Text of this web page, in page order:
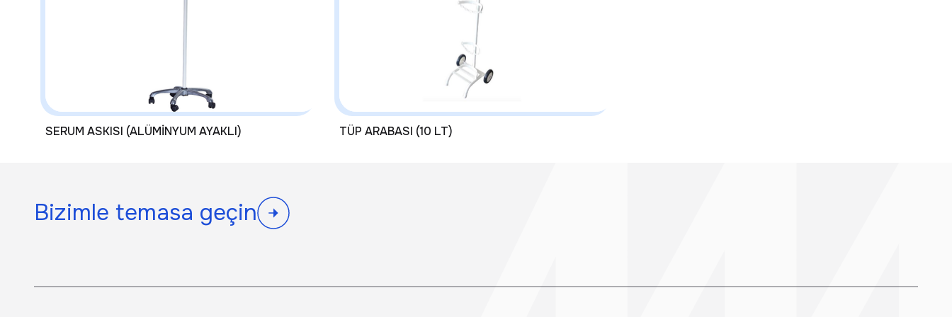
SERUM ASKISI (ALÜMİNYUM AYAKLI) TÜP ARABASI (10 LT)
Bizimle temasa geçin